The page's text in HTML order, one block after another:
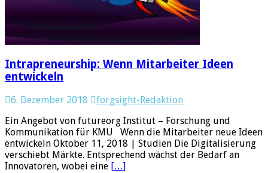
Intrapreneurship: Wenn Mitarbeiter Ideen
entwickeln
6. Dezember 2018
forgsight-Redaktion
Ein Angebot von futureorg Institut – Forschung und
Kommunikation für KMU Wenn die Mitarbeiter neue Ideen
entwickeln Oktober 11, 2018 | Studien Die Digitalisierung
verschiebt Märkte. Entsprechend wächst der Bedarf an
Innovatoren, wobei eine […]